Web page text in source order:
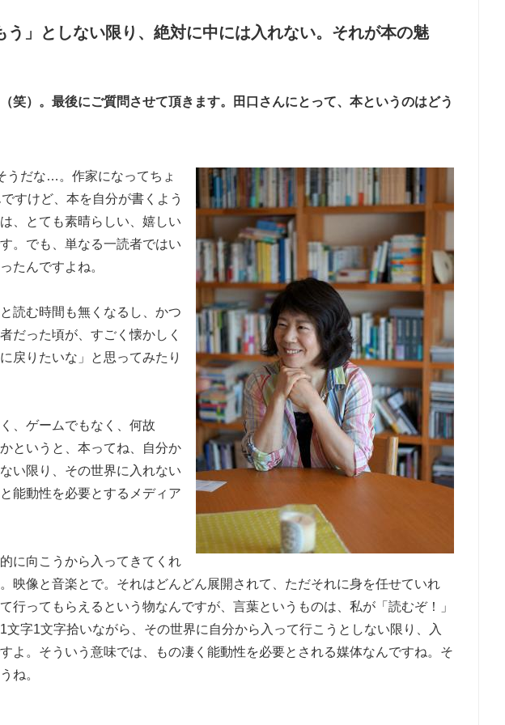
う」としない限り、絶対に中には入れない。それが本の魅
）。最後にご質問させて頂きます。田口さんにとって、本というのはどう
うだな…。作家になってちょ
すけど、本を自分が書くよう
、とても素晴らしい、嬉しい
。でも、単なる一読者ではい
たんですよね。
読む時間も無くなるし、かつ
だった頃が、すごく懐かしく
戻りたいな」と思ってみたり
、ゲームでもなく、何故
というと、本ってね、自分か
い限り、その世界に入れない
能動性を必要とするメディア
に向こうから入ってきてくれ
映像と音楽とで。それはどんどん展開されて、ただそれに身を任せていれ
行ってもらえるという物なんですが、言葉というものは、私が「読むぞ！」
文字1文字拾いながら、その世界に自分から入って行こうとしない限り、入
よ。そういう意味では、もの凄く能動性を必要とされる媒体なんですね。そ
ね。